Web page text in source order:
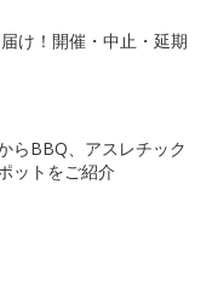
け！開催・中止・延期
らBBQ、アスレチック
ットをご紹介